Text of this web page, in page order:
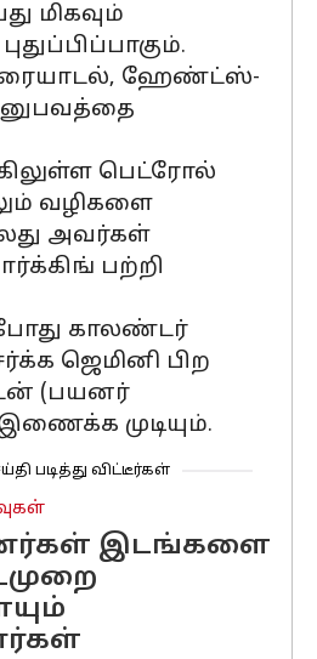
மிகவும்
ஹேண்ட்ஸ்-
பெட்ரோல்
வழிகளை
அவர்கள்
பற்றி
காலண்டர்
ஜெமினி பிற
(பயனர்
முடியும்.
படித்து விட்டீர்கள்
இடங்களை